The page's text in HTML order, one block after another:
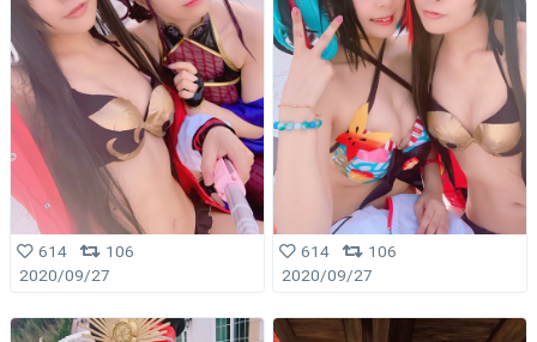
614
106
2020/09/27
614
106
2020/09/27